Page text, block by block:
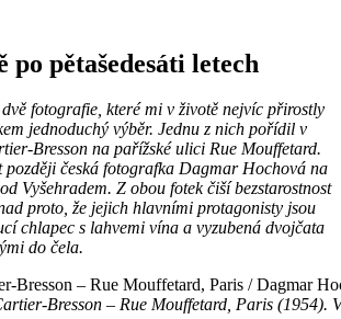
po pětašedesáti letech
fotografie, které mi v životě nejvíc přirostly
jednoduchý výběr. Jednu z nich pořídil v
Bresson na pařížské ulici Rue Mouffetard.
česká fotografka Dagmar Hochová na
Vyšehradem. Z obou fotek čiší bezstarostnost
proto, že jejich hlavními protagonisty jsou
chlapec s lahvemi vína a vyzubená dvojčata
do čela.
Bresson – Rue Mouffetard, Paris (1954).